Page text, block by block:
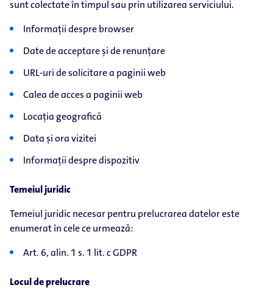
sunt colectate în timpul sau prin utilizarea serviciului.
Informații despre browser
Date de acceptare și de renunțare
URL-uri de solicitare a paginii web
Calea de acces a paginii web
Locația geografică
Data și ora vizitei
Informații despre dispozitiv
Temeiul juridic
Temeiul juridic necesar pentru prelucrarea datelor este
enumerat în cele ce urmează:
Art. 6, alin. 1 s. 1 lit. c GDPR
Locul de prelucrare